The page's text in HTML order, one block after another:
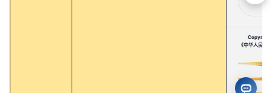
Copyright
《中华人民共